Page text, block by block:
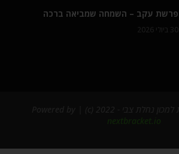
פרשת עקב – השמחה שמביאה ברכה
30 ביולי 2026
nextbracket.io